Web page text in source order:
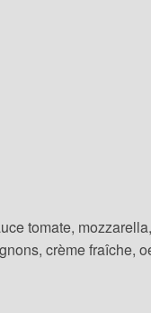
tomate,
crème fraîche,